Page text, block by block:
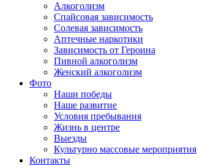
Алкоголизм
Спайсовая зависимость
Солевая зависимость
Аптечные наркотики
Зависимость от Героина
Пивной алкоголизм
Женский алкоголизм
Фото
Наши победы
Наше развитие
Условия пребывания
Жизнь в центре
Выезды
Культурно массовые мероприятия
Контакты